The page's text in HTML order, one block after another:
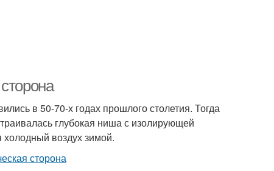
в 50-70-х годах прошлого столетия. Тогда
глубокая ниша с изолирующей
воздух зимой.